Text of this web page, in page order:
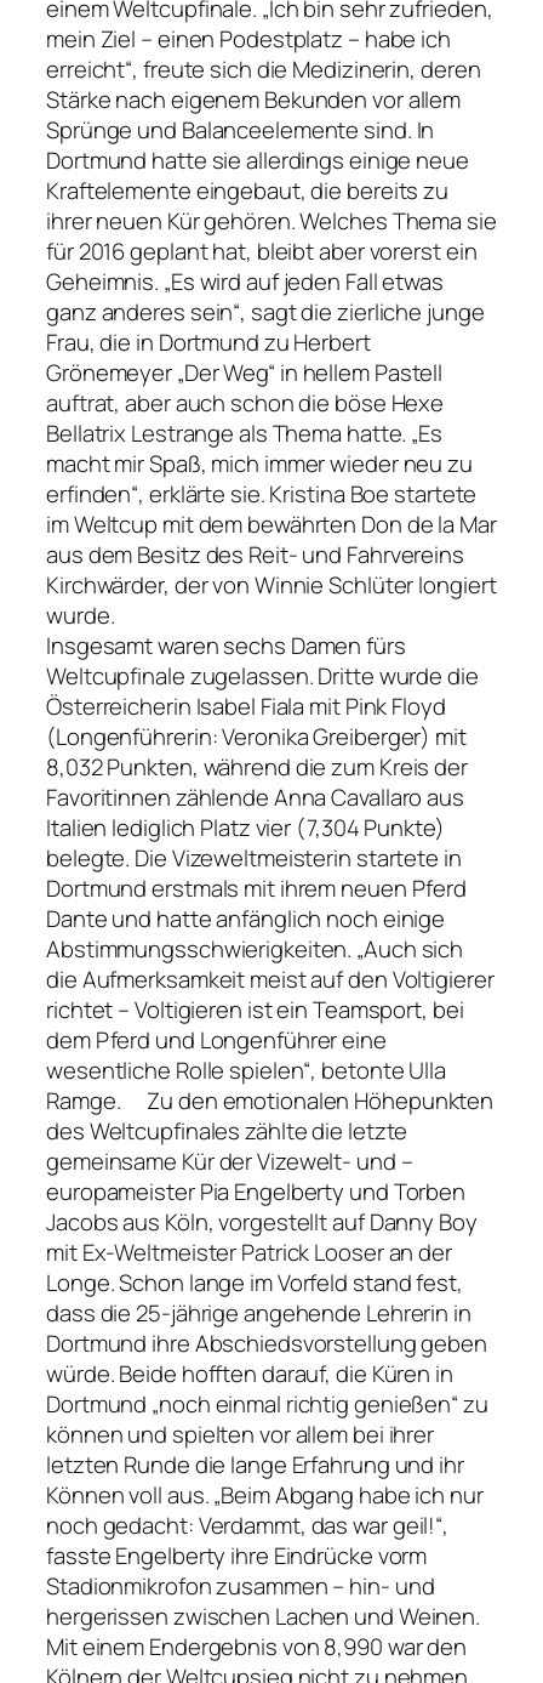
einem Weltcupfinale. „Ich bin sehr zufrieden,
mein Ziel – einen Podestplatz – habe ich
erreicht“, freute sich die Medizinerin, deren
Stärke nach eigenem Bekunden vor allem
Sprünge und Balanceelemente sind. In
Dortmund hatte sie allerdings einige neue
Kraftelemente eingebaut, die bereits zu
ihrer neuen Kür gehören. Welches Thema sie
für 2016 geplant hat, bleibt aber vorerst ein
Geheimnis. „Es wird auf jeden Fall etwas
ganz anderes sein“, sagt die zierliche junge
Frau, die in Dortmund zu Herbert
Grönemeyer „Der Weg“ in hellem Pastell
auftrat, aber auch schon die böse Hexe
Bellatrix Lestrange als Thema hatte. „Es
macht mir Spaß, mich immer wieder neu zu
erfinden“, erklärte sie. Kristina Boe startete
im Weltcup mit dem bewährten Don de la Mar
aus dem Besitz des Reit- und Fahrvereins
Kirchwärder, der von Winnie Schlüter longiert
wurde.
Insgesamt waren sechs Damen fürs
Weltcupfinale zugelassen. Dritte wurde die
Österreicherin Isabel Fiala mit Pink Floyd
(Longenführerin: Veronika Greiberger) mit
8,032 Punkten, während die zum Kreis der
Favoritinnen zählende Anna Cavallaro aus
Italien lediglich Platz vier (7,304 Punkte)
belegte. Die Vizeweltmeisterin startete in
Dortmund erstmals mit ihrem neuen Pferd
Dante und hatte anfänglich noch einige
Abstimmungsschwierigkeiten. „Auch sich
die Aufmerksamkeit meist auf den Voltigierer
richtet – Voltigieren ist ein Teamsport, bei
dem Pferd und Longenführer eine
wesentliche Rolle spielen“, betonte Ulla
Ramge. Zu den emotionalen Höhepunkten
des Weltcupfinales zählte die letzte
gemeinsame Kür der Vizewelt- und –
europameister Pia Engelberty und Torben
Jacobs aus Köln, vorgestellt auf Danny Boy
mit Ex-Weltmeister Patrick Looser an der
Longe. Schon lange im Vorfeld stand fest,
dass die 25-jährige angehende Lehrerin in
Dortmund ihre Abschiedsvorstellung geben
würde. Beide hofften darauf, die Küren in
Dortmund „noch einmal richtig genießen“ zu
können und spielten vor allem bei ihrer
letzten Runde die lange Erfahrung und ihr
Können voll aus. „Beim Abgang habe ich nur
noch gedacht: Verdammt, das war geil!“,
fasste Engelberty ihre Eindrücke vorm
Stadionmikrofon zusammen – hin- und
hergerissen zwischen Lachen und Weinen.
Mit einem Endergebnis von 8,990 war den